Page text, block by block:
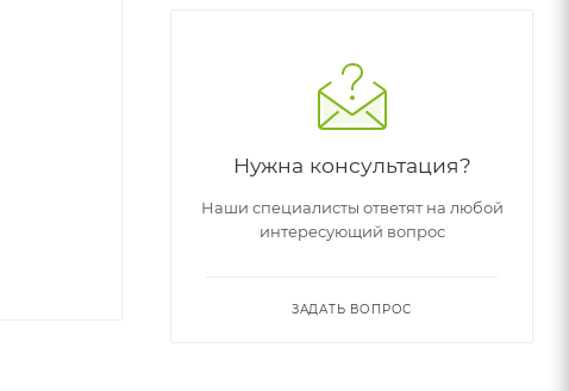
Нужна консультация?
Наши специалисты ответят на любой
интересующий вопрос
ЗАДАТЬ ВОПРОС